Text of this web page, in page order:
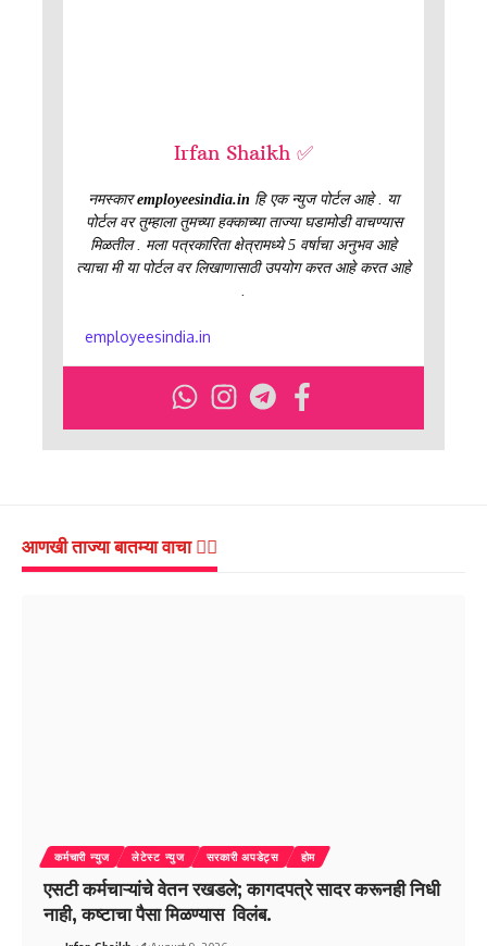
Irfan Shaikh ✅
नमस्कारemployeesindia.in हि एक न्युज पोर्टल आहे . या
पोर्टल वर तुम्हाला तुमच्या हक्काच्या ताज्या घडामोडी वाचण्यास
मिळतील . मला पत्रकारिता क्षेत्रामध्ये 5 वर्षाचा अनुभव आहे
त्याचा मी या पोर्टल वर लिखाणासाठी उपयोग करत आहे करत आहे
employeesindia.in
आणखी ताज्या बातम्या वाचा 👇🏻
कर्मचारी न्युज लेटेस्ट न्युज सरकारी अपडेट्स होम
एसटी कर्मचाऱ्यांचे वेतन रखडले; कागदपत्रे सादर करूनही निधी
नाही, कष्टाचा पैसा मिळण्यास विलंब.